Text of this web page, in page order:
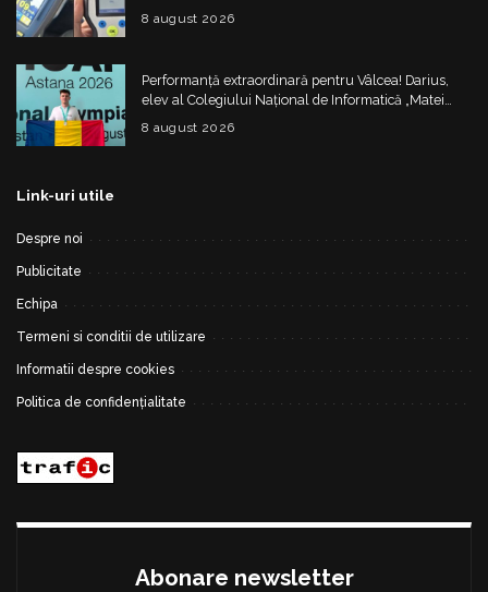
4.325 de lei
8 august 2026
Performanță extraordinară pentru Vâlcea! Darius,
elev al Colegiului Național de Informatică „Matei
Basarab”, a cucerit argintul la Olimpiada
Internațională de Inteligență Artificială
8 august 2026
Link-uri utile
Despre noi
Publicitate
Echipa
Termeni si conditii de utilizare
Informatii despre cookies
Politica de confidențialitate
Abonare newsletter